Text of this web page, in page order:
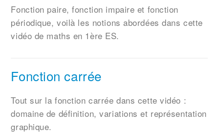
Fonction paire, fonction impaire et fonction
périodique, voilà les notions abordées dans cette
vidéo de maths en 1ère ES.
Fonction carrée
Tout sur la fonction carrée dans cette vidéo :
domaine de définition, variations et représentation
graphique.